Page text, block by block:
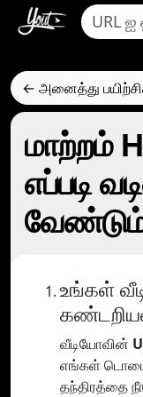
← அனைத்து
மாற்றம்
எப்படி
உங்கள்
வீடியோவின்
எங்கள்
தந்திரத்தை